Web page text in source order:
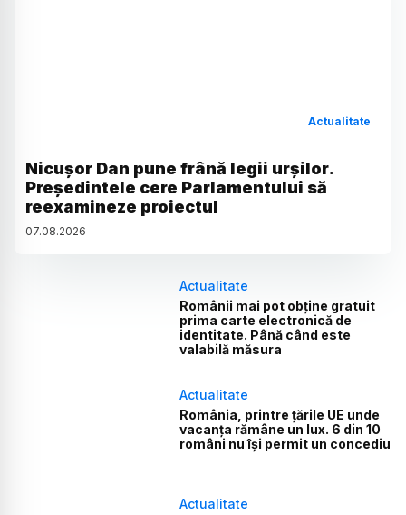
Actualitate
Nicușor Dan pune frână legii urșilor.
Președintele cere Parlamentului să
reexamineze proiectul
07.08.2026
Actualitate
Românii mai pot obține gratuit
prima carte electronică de
identitate. Până când este
valabilă măsura
Actualitate
România, printre țările UE unde
vacanța rămâne un lux. 6 din 10
români nu își permit un concediu
Actualitate